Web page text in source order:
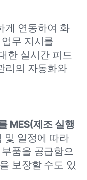
게 연동하여 화
무 지시를
한 실시간 피드
리의 자동화와
MES(제조 실행
및 일정에 따라
품을 공급함으
보장할 수도 있